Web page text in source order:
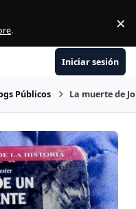
. ×
Iniciar sesión
Públicos La muerte de